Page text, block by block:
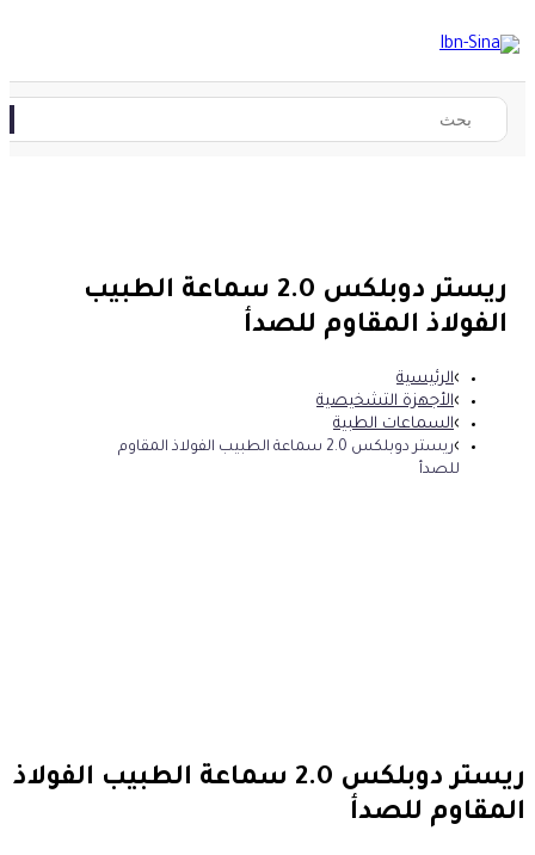
ريستر دوبلكس 2.0 سماعة الطبيب
الفولاذ المقاوم للصدأ
الرئيسية
الأجهزة التشخيصية
السماعات الطبية
ريستر دوبلكس 2.0 سماعة الطبيب الفولاذ المقاوم
للصدأ
ريستر دوبلكس 2.0 سماعة الطبيب الفولاذ
المقاوم للصدأ